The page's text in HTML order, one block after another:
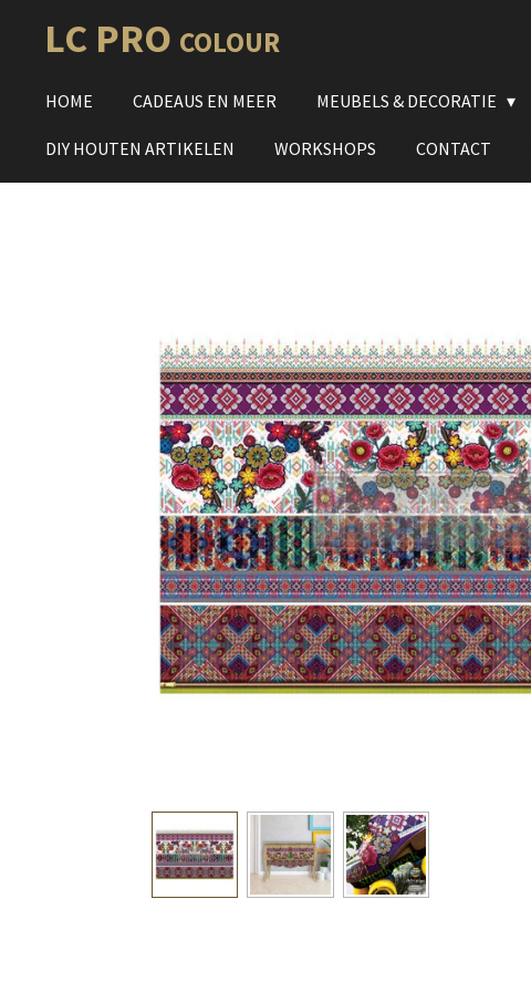
directLC PRO COLOUR
HOME CADEAUS EN MEER MEUBELS & DECORATIE
DIY HOUTEN ARTIKELEN WORKSHOPS CONTACT